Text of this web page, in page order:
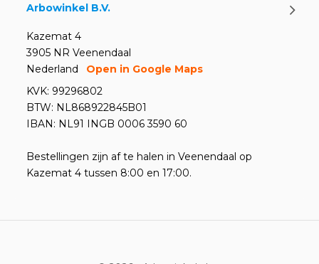
Arbowinkel B.V.
Kazemat 4
3905 NR Veenendaal
Nederland
Open in Google Maps
KVK: 99296802
BTW: NL868922845B01
IBAN: NL91 INGB 0006 3590 60
Bestellingen zijn af te halen in Veenendaal op
Kazemat 4 tussen 8:00 en 17:00.